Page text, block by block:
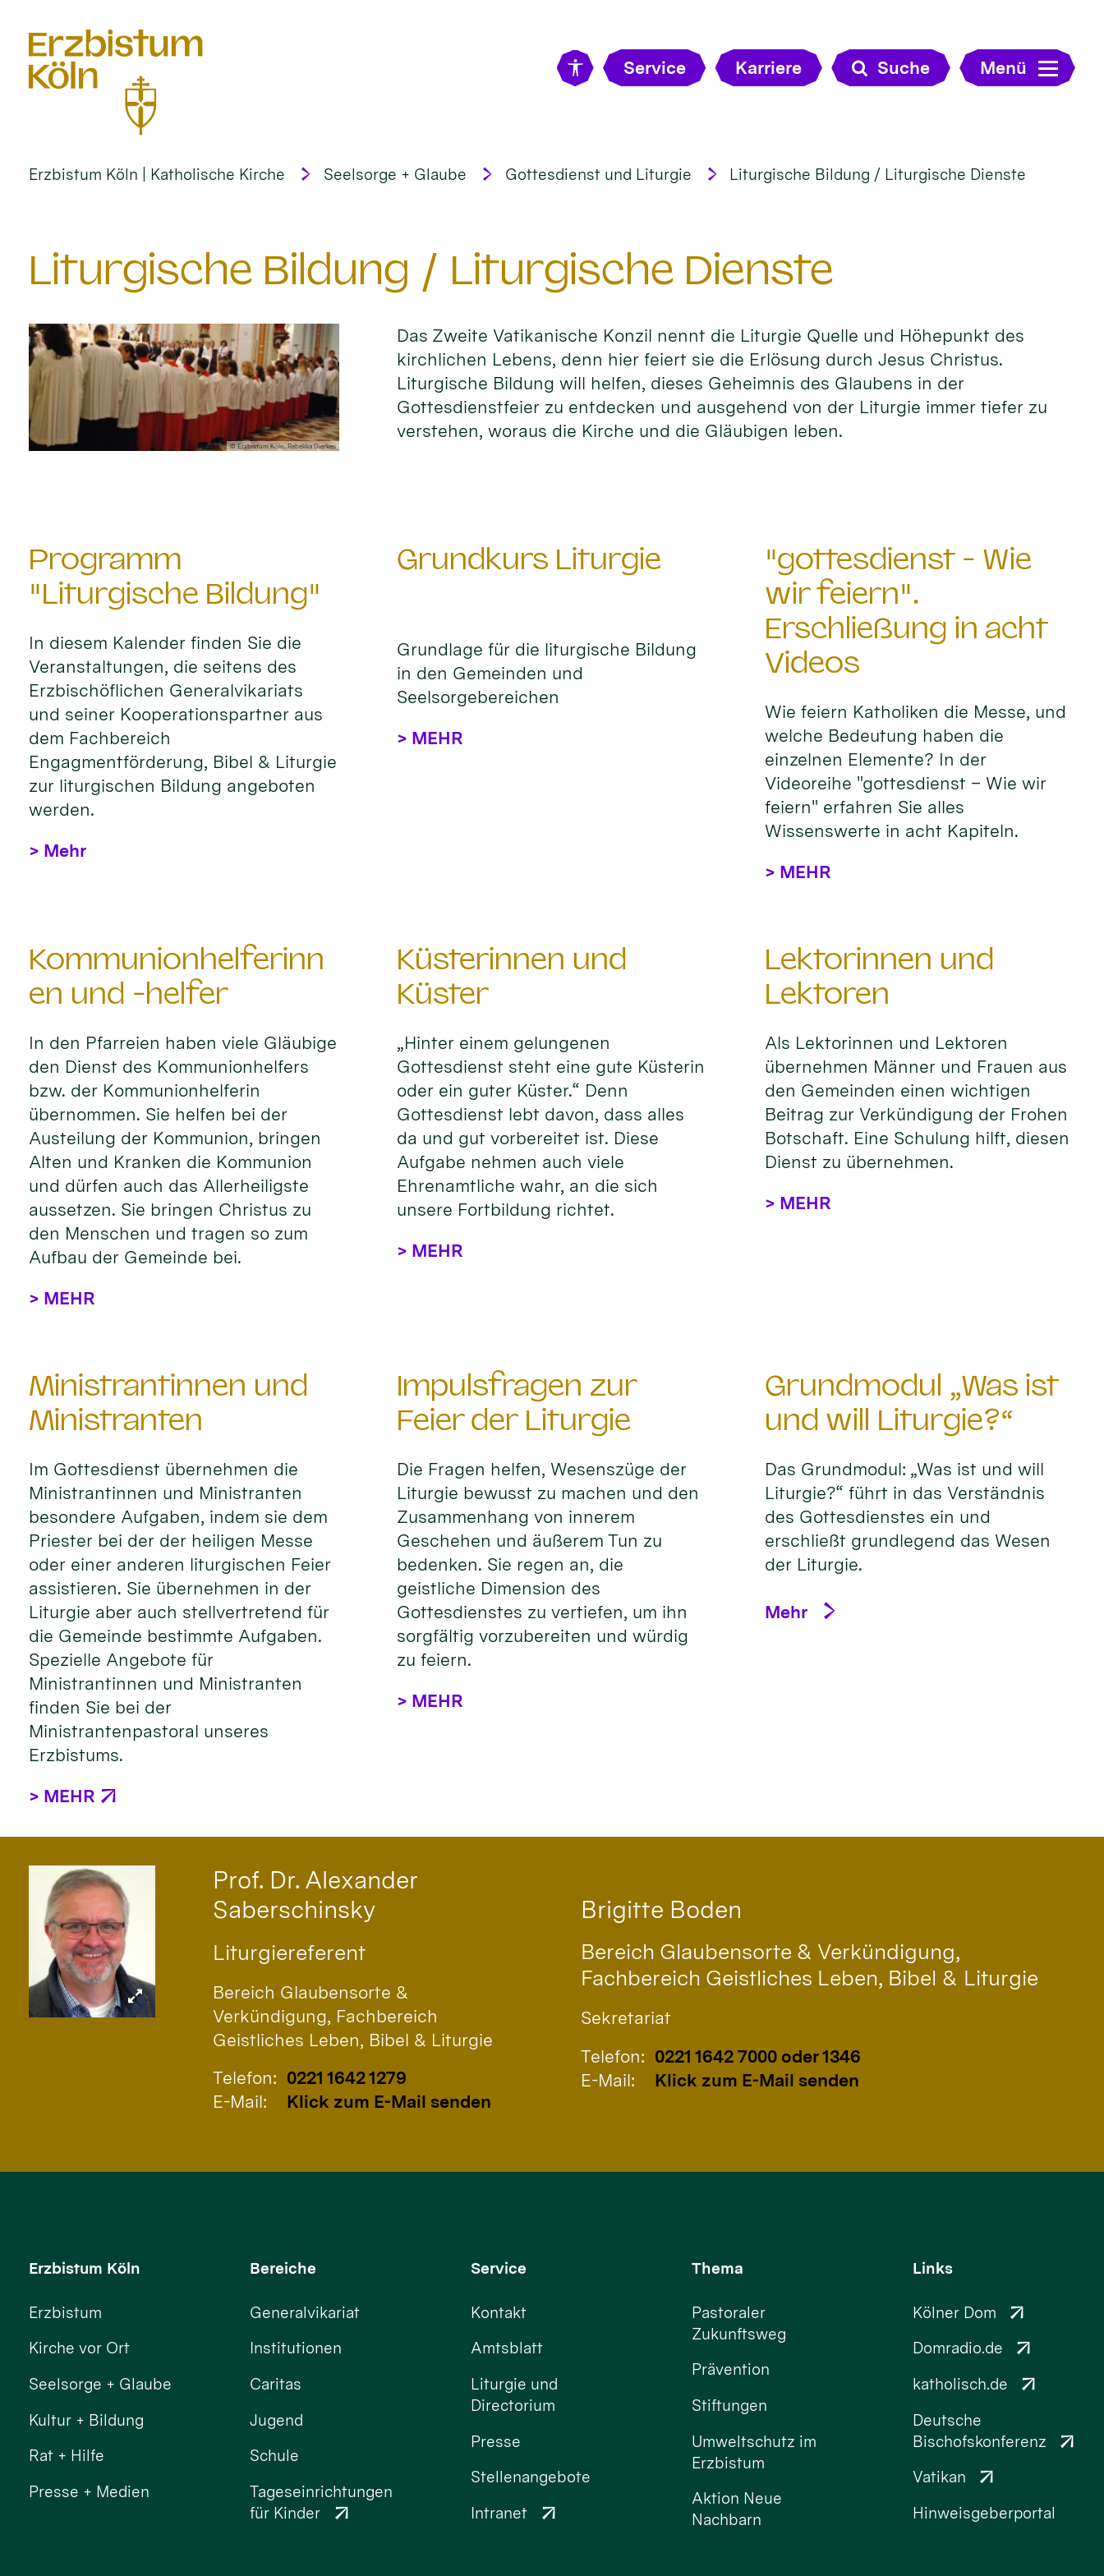
Service Karriere Suche Menü
Erzbistum Köln | Katholische Kirche Seelsorge + Glaube Gottesdienst und Liturgie Liturgische Bildung / Liturgische Dienste
Liturgische Bildung / Liturgische Dienste
© Erzbistum Köln, Rebekka Dierkes
Das Zweite Vatikanische Konzil nennt die Liturgie Quelle und Höhepunkt des
kirchlichen Lebens, denn hier feiert sie die Erlösung durch Jesus Christus.
Liturgische Bildung will helfen, dieses Geheimnis des Glaubens in der
Gottesdienstfeier zu entdecken und ausgehend von der Liturgie immer tiefer zu
verstehen, woraus die Kirche und die Gläubigen leben.
Programm
"Liturgische Bildung"
In diesem Kalender finden Sie die
Veranstaltungen, die seitens des
Erzbischöflichen Generalvikariats
und seiner Kooperationspartner aus
dem Fachbereich
Engagmentförderung, Bibel & Liturgie
zur liturgischen Bildung angeboten
werden.
> Mehr
Grundkurs Liturgie
Grundlage für die liturgische Bildung
in den Gemeinden und
Seelsorgebereichen
> MEHR
"gottesdienst - Wie
wir feiern".
Erschließung in acht
Videos
Wie feiern Katholiken die Messe, und
welche Bedeutung haben die
einzelnen Elemente? In der
Videoreihe "gottesdienst – Wie wir
feiern" erfahren Sie alles
Wissenswerte in acht Kapiteln.
> MEHR
Kommunionhelferinn
en und -helfer
In den Pfarreien haben viele Gläubige
den Dienst des Kommunionhelfers
bzw. der Kommunionhelferin
übernommen. Sie helfen bei der
Austeilung der Kommunion, bringen
Alten und Kranken die Kommunion
und dürfen auch das Allerheiligste
aussetzen. Sie bringen Christus zu
den Menschen und tragen so zum
Aufbau der Gemeinde bei.
> MEHR
Küsterinnen und
Küster
„Hinter einem gelungenen
Gottesdienst steht eine gute Küsterin
oder ein guter Küster.“ Denn
Gottesdienst lebt davon, dass alles
da und gut vorbereitet ist. Diese
Aufgabe nehmen auch viele
Ehrenamtliche wahr, an die sich
unsere Fortbildung richtet.
> MEHR
Lektorinnen und
Lektoren
Als Lektorinnen und Lektoren
übernehmen Männer und Frauen aus
den Gemeinden einen wichtigen
Beitrag zur Verkündigung der Frohen
Botschaft. Eine Schulung hilft, diesen
Dienst zu übernehmen.
> MEHR
Ministrantinnen und
Ministranten
Im Gottesdienst übernehmen die
Ministrantinnen und Ministranten
besondere Aufgaben, indem sie dem
Priester bei der der heiligen Messe
oder einer anderen liturgischen Feier
assistieren. Sie übernehmen in der
Liturgie aber auch stellvertretend für
die Gemeinde bestimmte Aufgaben.
Spezielle Angebote für
Ministrantinnen und Ministranten
finden Sie bei der
Ministrantenpastoral unseres
Erzbistums.
> MEHR
Impulsfragen zur
Feier der Liturgie
Die Fragen helfen, Wesenszüge der
Liturgie bewusst zu machen und den
Zusammenhang von innerem
Geschehen und äußerem Tun zu
bedenken. Sie regen an, die
geistliche Dimension des
Gottesdienstes zu vertiefen, um ihn
sorgfältig vorzubereiten und würdig
zu feiern.
> MEHR
Grundmodul „Was ist
und will Liturgie?“
Das Grundmodul: „Was ist und will
Liturgie?“ führt in das Verständnis
des Gottesdienstes ein und
erschließt grundlegend das Wesen
der Liturgie.
Mehr
Prof. Dr. Alexander
Saberschinsky
Liturgiereferent
Bereich Glaubensorte &
Verkündigung, Fachbereich
Geistliches Leben, Bibel & Liturgie
Telefon: 0221 1642 1279
E-Mail:
Klick zum E-Mail senden
Brigitte Boden
Bereich Glaubensorte & Verkündigung,
Fachbereich Geistliches Leben, Bibel & Liturgie
Sekretariat
Telefon: 0221 1642 7000 oder 1346
E-Mail:
Klick zum E-Mail senden
Erzbistum Köln
Erzbistum
Kirche vor Ort
Seelsorge + Glaube
Kultur + Bildung
Rat + Hilfe
Presse + Medien
Bereiche
Generalvikariat
Institutionen
Caritas
Jugend
Schule
Tageseinrichtungen
für Kinder
Service
Kontakt
Amtsblatt
Liturgie und
Directorium
Presse
Stellenangebote
Intranet
Thema
Pastoraler
Zukunftsweg
Prävention
Stiftungen
Umweltschutz im
Erzbistum
Aktion Neue
Nachbarn
Links
Kölner Dom
Domradio.de
katholisch.de
Deutsche
Bischofskonferenz
Vatikan
Hinweisgeberportal